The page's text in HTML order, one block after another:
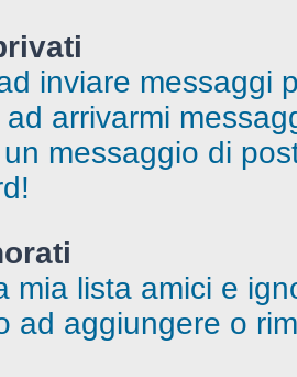
inviare messaggi
arrivarmi
messaggio di
mia lista amici e
ad aggiungere o